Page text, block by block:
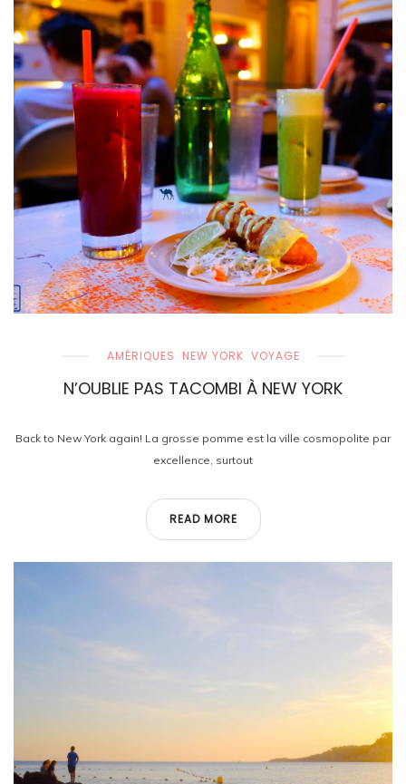
AMÉRIQUES NEW YORK VOYAGE
N’OUBLIE PAS TACOMBI À NEW YORK
Back to New York again! La grosse pomme est la ville cosmopolite par
excellence, surtout
READ MORE